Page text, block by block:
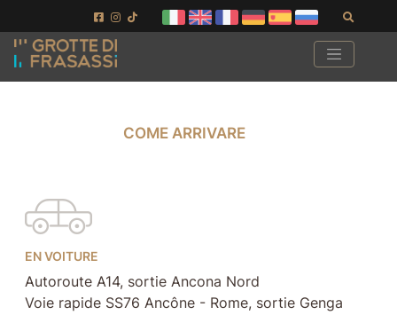
Aller au contenu de la page
Aller au pied de page
COME ARRIVARE
EN VOITURE
Autoroute A14, sortie Ancona Nord
Voie rapide SS76 Ancône - Rome, sortie Genga